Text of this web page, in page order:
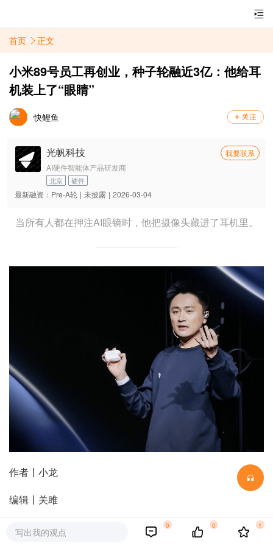
首页 正文
小米89号员工再创业，种子轮融近3亿：他给耳
机装上了“眼睛”
快鲤鱼
光帆科技
我要联系
AI硬件智能体产品研发商
北京 硬件
最新融资： Pre-A轮 | 未披露 | 2026-03-04
当所有人都在押注AI眼镜时，他把摄像头藏进了耳机里。
作者丨小龙
编辑丨关雎
封面图源丨@光帆AI微博
写出我的观点
0 0 1